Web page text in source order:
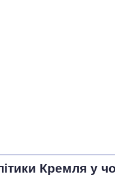
Кремля у